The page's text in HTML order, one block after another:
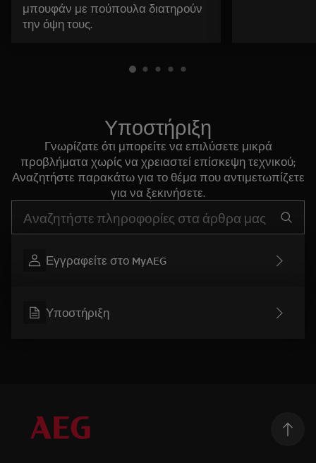
μπουφάν με πούπουλα διατηρούν
την όψη τους.
Υποστήριξη
Γνωρίζατε ότι μπορείτε να επιλύσετε μικρά
προβλήματα χωρίς να χρειαστεί επίσκεψη τεχνικού;
Αναζητήστε παρακάτω για το θέμα που αντιμετωπίζετε
για να ξεκινήσετε.
Εγγραφείτε στο MyAEG
Υποστήριξη